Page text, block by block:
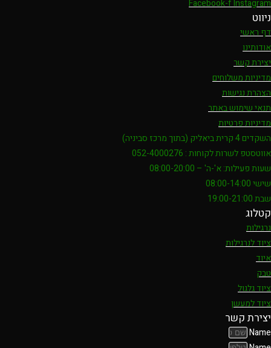
Facebook-fInstagram
ניווט
דף ראשי
אודותינו
יצירת קשר
מדיניות משלוחים
הצהרת נגישות
תנאי שימוש באתר
מדיניות פרטיות
השקדים 4 קרית ביאליק (בתוך מרכז סביניה)
אווטסטפ לשרות לקוחות : 052-4000276
שעות פעילות: א'-ה' – 08:00-20:00
שישי 08:00-14:00
שבת 19:00-21:00
קטלוג
נרגילות
ציוד לנרגילות
איוד
טבק
ציוד גלגול
ציוד למעשן
יצירת קשר
Name